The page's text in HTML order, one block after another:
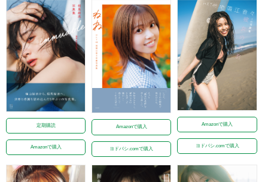
定期購読
Amazonで購入
Amazonで購入
ヨドバシ.comで購入
Amazonで購入
ヨドバシ.comで購入